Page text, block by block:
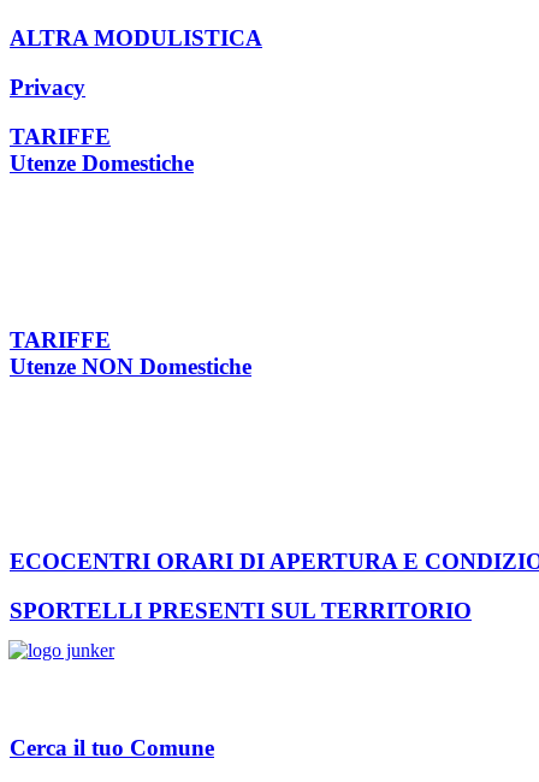
ALTRA MODULISTICA
Privacy
TARIFFE
Utenze Domestiche
TARIFFE
Utenze NON Domestiche
ECOCENTRI ORARI DI APERTURA E
SPORTELLI PRESENTI SUL TERRITORIO
Cerca il tuo Comune